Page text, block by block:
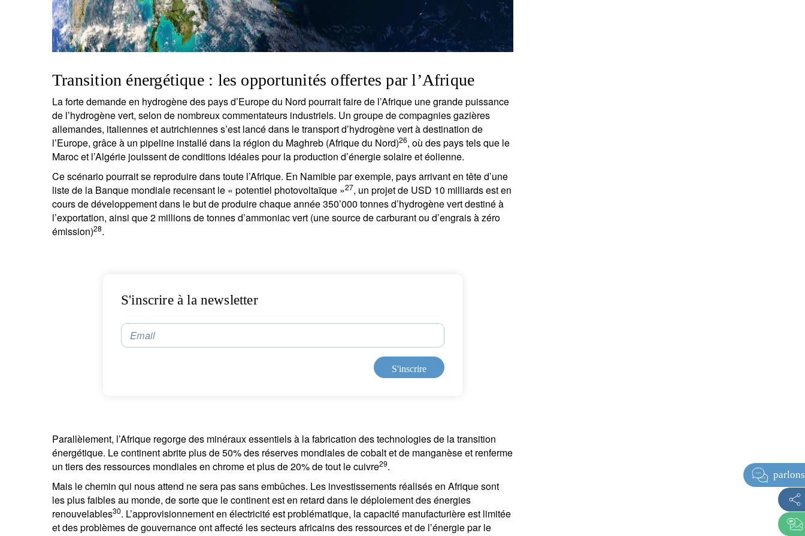
Transition énergétique : les opportunités offertes par l’Afrique
La forte demande en hydrogène des pays d’Europe du Nord pourrait faire de l’Afrique une grande puissance
de l’hydrogène vert, selon de nombreux commentateurs industriels. Un groupe de compagnies gazières
allemandes, italiennes et autrichiennes s’est lancé dans le transport d’hydrogène vert à destination de
l’Europe, grâce à un pipeline installé dans la région du Maghreb (Afrique du Nord)26, où des pays tels que le
Maroc et l’Algérie jouissent de conditions idéales pour la production d’énergie solaire et éolienne.
Ce scénario pourrait se reproduire dans toute l’Afrique. En Namibie par exemple, pays arrivant en tête d’une
liste de la Banque mondiale recensant le « potentiel photovoltaïque »27, un projet de USD 10 milliards est en
cours de développement dans le but de produire chaque année 350’000 tonnes d’hydrogène vert destiné à
l’exportation, ainsi que 2 millions de tonnes d’ammoniac vert (une source de carburant ou d’engrais à zéro
émission)28.
S'inscrire à la newsletter
Email
S'inscrire
Parallèlement, l’Afrique regorge des minéraux essentiels à la fabrication des technologies de la transition
énergétique. Le continent abrite plus de 50% des réserves mondiales de cobalt et de manganèse et renferme
un tiers des ressources mondiales en chrome et plus de 20% de tout le cuivre29.
Mais le chemin qui nous attend ne sera pas sans embûches. Les investissements réalisés en Afrique sont
les plus faibles au monde, de sorte que le continent est en retard dans le déploiement des énergies
renouvelables30. L’approvisionnement en électricité est problématique, la capacité manufacturière est limitée
et des problèmes de gouvernance ont affecté les secteurs africains des ressources et de l’énergie par le